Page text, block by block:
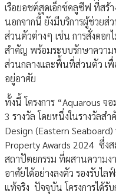
เรือยอชต์สุดเอ็กซ์คลูซีฟ ที่สร้
นอกจากนี้ ยังมีบริการผู้ช่วยส่ว
ส่วนตัวต่างๆ เช่น การสั่งดอก
สำคัญ พร้อมระบบรักษาควา
ส่วนกลางและพื้นที่ส่วนตัว เพื่
อยู่อาศัย
ทั้งนี้ โครงการ “Aquarous จ
3 รางวัล โดยหนึ่งในรางวัลส
Design (Eastern
Property Awards 2024 ซึ่ง
สถาปัตยกรรม ที่ผสานความง
อาศัยได้อย่างลงตัว รองรับไ
แท้จริง ปัจจุบัน โครงการได้รั